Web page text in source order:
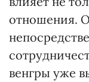
отношения.
венгры уже